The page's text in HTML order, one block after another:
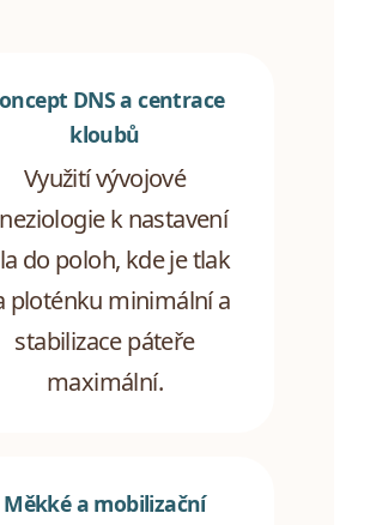
DNS a centrace
kloubů
Využití vývojové
k nastavení
do poloh, kde je tlak
ploténku minimální a
stabilizace páteře
maximální.
Měkké a mobilizační